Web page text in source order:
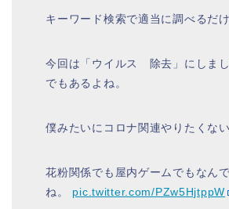
キーワード検索で適当に調べるだけ
今回は「ウイルス 除去」にしま
でもあるよね。
僕みたいにコロナ関連やりたくな
花粉関係でも屋内ゲームでもなん
ね。 pic.twitter.com/PZw5HjtppW